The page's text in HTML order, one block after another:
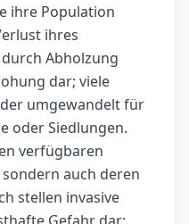
ihre Population
ihres
Abholzung
dar; viele
umgewandelt für
oder Siedlungen.
verfügbaren
auch deren
stellen invasive